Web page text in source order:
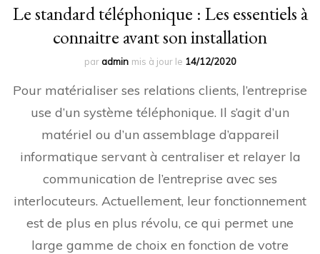
Le standard téléphonique : Les essentiels à
connaitre avant son installation
paradmin mis à jour le 14/12/2020
Pour matérialiser ses relations clients, l’entreprise
use d’un système téléphonique. Il s’agit d’un
matériel ou d’un assemblage d’appareil
informatique servant à centraliser et relayer la
communication de l’entreprise avec ses
interlocuteurs. Actuellement, leur fonctionnement
est de plus en plus révolu, ce qui permet une
large gamme de choix en fonction de votre